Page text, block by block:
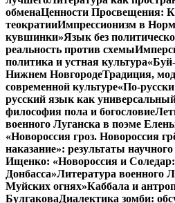
обменаЦенности Просвещения:
теократииИмпрессионизм в
кувшинки»Язык без
реальность против схемы
политика и устная культура
Нижнем НовгородеТрадиция,
современной культуре«По-
русский язык как
философия пола и богословие
военного Луганска в поэме
«Новороссия гроз. Новороссия
наказание»: результаты
Ищенко: «Новороссия и
Донбасса»Литература военного
Муйских огнях»Каббала и
БулгаковаДиалектика зомби: